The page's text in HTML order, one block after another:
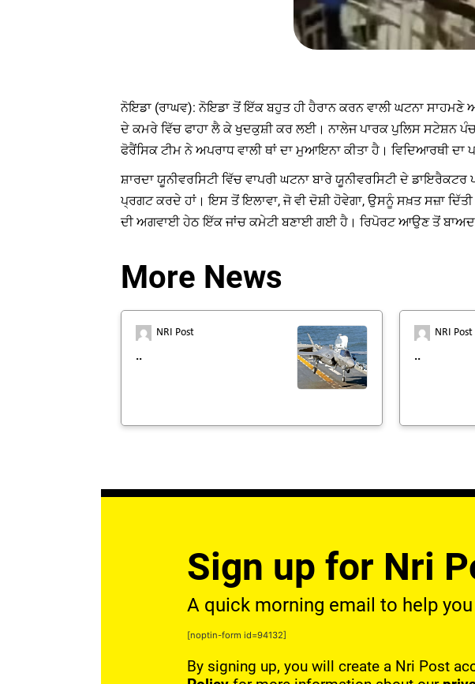
ਨੋਇਡਾ (ਰਾਘਵ): ਨੋਇਡਾ ਤੋਂ ਇੱਕ ਬਹੁਤ ਹੀ ਹੈਰਾਨ ਕਰਨ ਵਾਲੀ ਘਟਨਾ
ਦੇ ਕਮਰੇ ਵਿੱਚ ਫਾਹਾ ਲੈ ਕੇ ਖੁਦਕੁਸ਼ੀ ਕਰ ਲਈ। ਨਾਲੇਜ ਪਾਰਕ ਪੁਲਿਸ ਸਟੇਸ਼ਨ
ਫੋਰੈਂਸਿਕ ਟੀਮ ਨੇ ਅਪਰਾਧ ਵਾਲੀ ਥਾਂ ਦਾ ਮੁਆਇਨਾ ਕੀਤਾ ਹੈ। ਵਿਦਿਆਰਥੀ ਦਾ
ਸ਼ਾਰਦਾ ਯੂਨੀਵਰਸਿਟੀ ਵਿੱਚ ਵਾਪਰੀ ਘਟਨਾ ਬਾਰੇ ਯੂਨੀਵਰਸਿਟੀ ਦੇ
ਪ੍ਰਗਟ ਕਰਦੇ ਹਾਂ। ਇਸ ਤੋਂ ਇਲਾਵਾ, ਜੋ ਵੀ ਦੋਸ਼ੀ ਹੋਵੇਗਾ, ਉਸਨੂੰ ਸਖ਼ਤ ਸਜ਼ਾ
ਦੀ ਅਗਵਾਈ ਹੇਠ ਇੱਕ ਜਾਂਚ ਕਮੇਟੀ ਬਣਾਈ ਗਈ ਹੈ। ਰਿਪੋਰਟ ਆਉਣ ਤੋਂ ਬਾਅਦ
More News
NRI Post
..
NRI Post
..
Sign up for Nri
A quick morning email to help
[noptin-form id=94132]
By signing up, you will create a Nri Post